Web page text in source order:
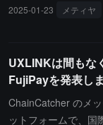
新と突破を推進しま
とを目指します。
よび AI ソーシャル
ーソナライズされた
じて、ユーザーに効
エコシステム機能を
ガバナンスが含まれ
2025-01-23 メティヤ
UXLINKは間もな
FujiPayを発表しま
ChainCatcher のメ
ットフォームで、国